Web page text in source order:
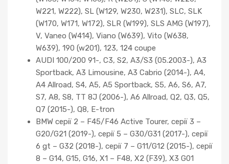
W221, W222), SL (W129, W230, W231), SLC, SLK
(W170, W171, W172), SLR (W199), SLS AMG (W197),
V, Vaneo (W414), Viano (W639), Vito (W638,
W639), 190 (w201), 123, 124 coupe
AUDI 100/200 91-, C3, S2, A3/S3 (05.2003-), A3
Sportback, A3 Limousine, A3 Cabrio (2014-), A4,
A4 Allroad, S4, A5, A5 Sportback, S5, A6, S6, A7,
S7, A8, S8, TT 8J (2006-), A6 Allroad, Q2, Q3, Q5,
Q7 (2015-), Q8, E-tron
BMW серії 2 – F45/F46 Active Tourer, серії 3 –
G20/G21 (2019-), серії 5 – G30/G31 (2017-), серії
6 gt – G32 (2018-), серії 7 – G11/G12 (2015-), серії
8 – G14, G15, G16, X1 – F48, X2 (F39), X3 G01